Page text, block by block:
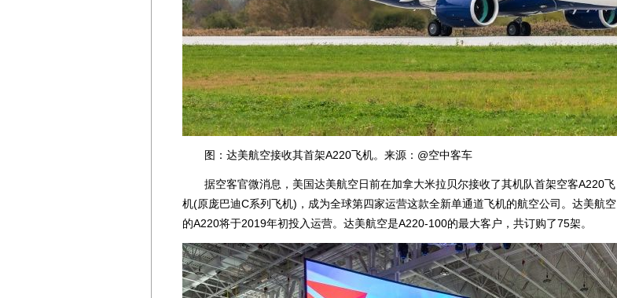
图：达美航空接收其首架A220飞机。来源：@空中客车
据空客官微消息，美国达美航空日前在加拿大米拉贝尔接收了其机队首架空客A220飞
机(原庞巴迪C系列飞机)，成为全球第四家运营这款全新单通道飞机的航空公司。达美航空
的A220将于2019年初投入运营。达美航空是A220-100的最大客户，共订购了75架。